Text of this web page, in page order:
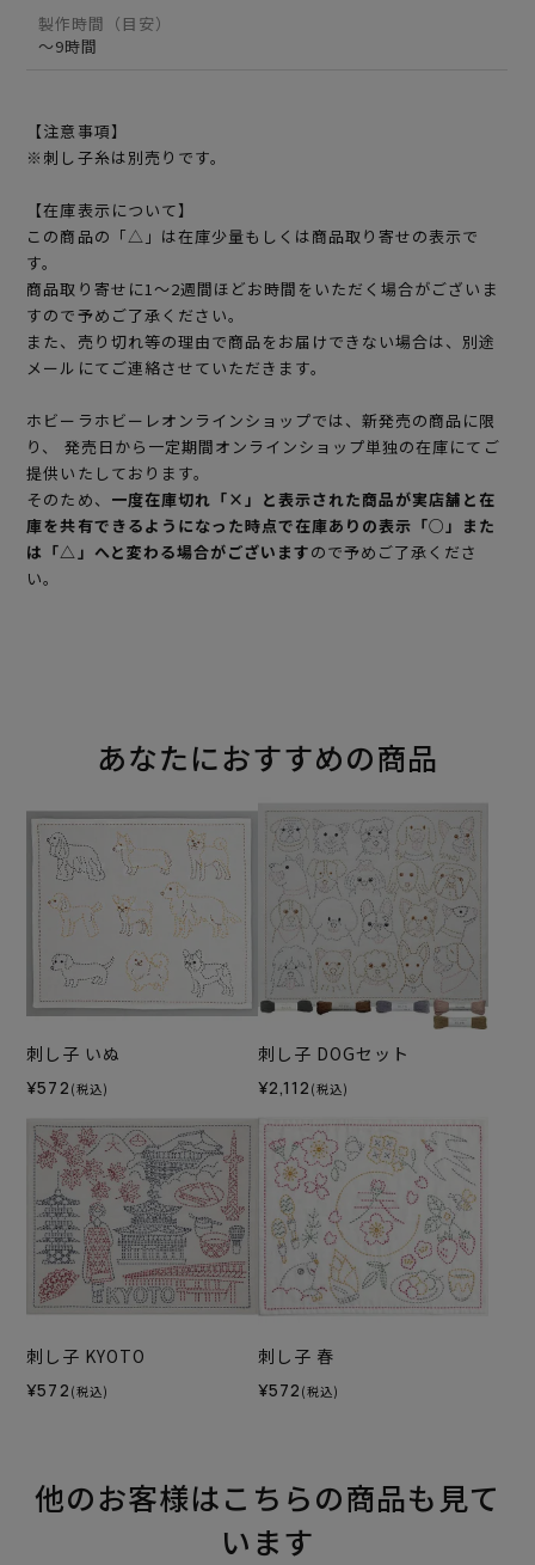
製作時間（目安）
～9時間
【注意事項】
※刺し子糸は別売りです。
【在庫表示について】
この商品の「△」は在庫少量もしくは商品取り寄せの表示で
す。
商品取り寄せに1～2週間ほどお時間をいただく場合がございま
すので予めご了承ください。
また、売り切れ等の理由で商品をお届けできない場合は、別途
メールにてご連絡させていただきます。
ホビーラホビーレオンラインショップでは、新発売の商品に限
り、 発売日から一定期間オンラインショップ単独の在庫にてご
提供いたしております。
そのため、 一度在庫切れ「×」と表示された商品が実店舗と在
庫を共有できるようになった時点で在庫ありの表示「○」また
は「△」へと変わる場合がございますので予めご了承くださ
い。
あなたにおすすめの商品
刺し子 いぬ
¥572 (税込)
刺し子 DOGセット
¥2,112 (税込)
刺し子 KYOTO
¥572 (税込)
刺し子 春
¥572 (税込)
他のお客様はこちらの商品も見て
います